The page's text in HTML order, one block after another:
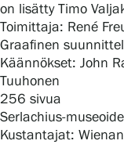
Serlachius Art &
Medialle
Vastuullisuus
Esteettömyys
on lisätty Timo
Toimittaja: René
Graafinen
Käännökset: John
Tuuhonen
256 sivua
Serlachius-
Kustantajat: